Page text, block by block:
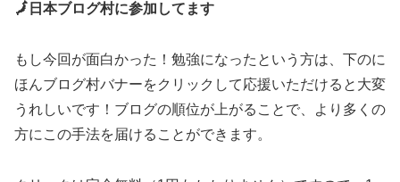
🗾日本ブログ村に参加してます
もし今回が面白かった！勉強になったという方は、下のに
ほんブログ村バナーをクリックして応援いただけると大変
うれしいです！ブログの順位が上がることで、より多くの
方にこの手法を届けることができます。